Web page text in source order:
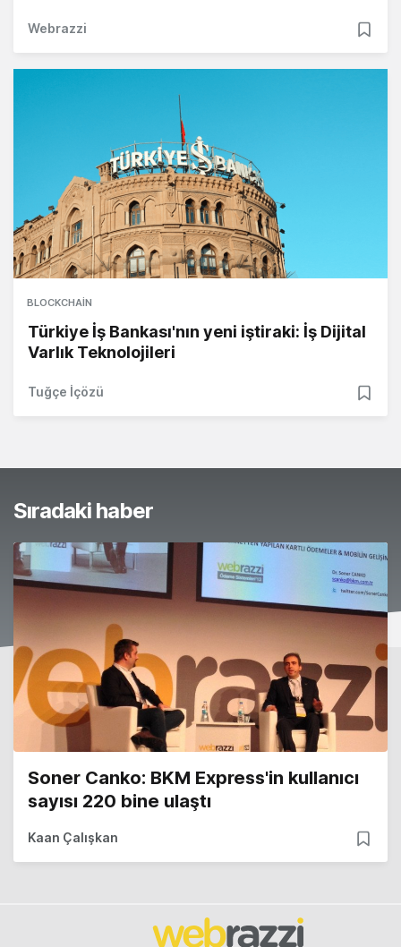
Webrazzi
BLOCKCHAIN
Türkiye İş Bankası'nın yeni iştiraki: İş Dijital
Varlık Teknolojileri
Tuğçe İçözü
Sıradaki haber
Soner Canko: BKM Express'in kullanıcı
sayısı 220 bine ulaştı
Kaan Çalışkan